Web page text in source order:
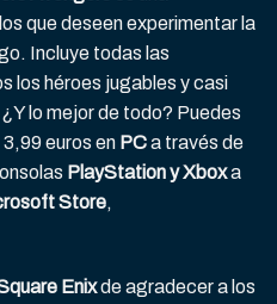
que deseen experimentar la
Incluye todas las
los héroes jugables y casi
lo mejor de todo? Puedes
euros en PCa través de
PlayStation y Xboxa
Store,
Enixde agradecer a los